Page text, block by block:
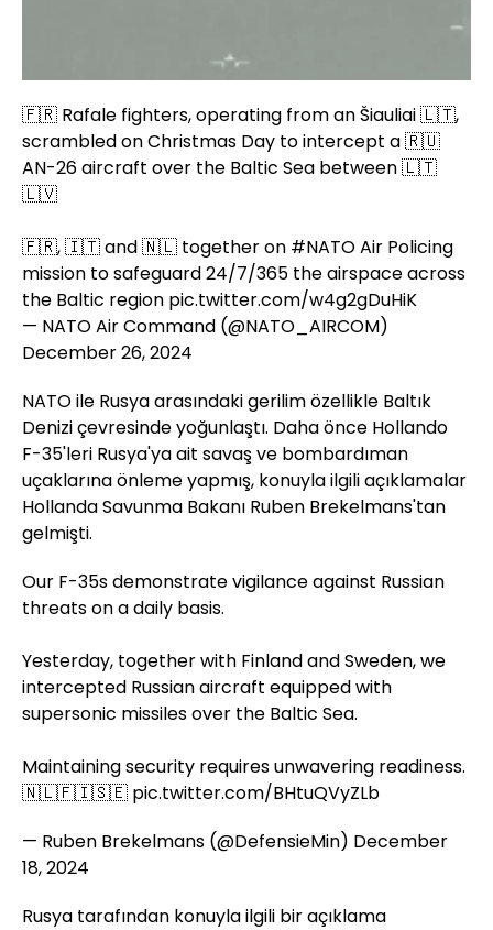
Aç
Hızı
🇫🇷 Rafale fighters, operating from an Šiauliai 🇱🇹,
scrambled on Christmas Day to intercept a 🇷🇺
AN-26 aircraft over the Baltic Sea between 🇱🇹
🇱🇻
🇫🇷, 🇮🇹 and 🇳🇱 together on #NATOAir Policing
mission to safeguard 24/7/365 the airspace across
the Baltic region pic.twitter.com/w4g2gDuHiK
— NATO Air Command (@NATO_AIRCOM)
December 26, 2024
NATO ile Rusya arasındaki gerilim özellikle Baltık
Denizi çevresinde yoğunlaştı. Daha önce Hollando
F-35'leri Rusya'ya ait savaş ve bombardıman
uçaklarına önleme yapmış, konuyla ilgili açıklamalar
Hollanda Savunma Bakanı Ruben Brekelmans'tan
gelmişti.
Our F-35s demonstrate vigilance against Russian
threats on a daily basis.
Yesterday, together with Finland and Sweden, we
intercepted Russian aircraft equipped with
supersonic missiles over the Baltic Sea.
Maintaining security requires unwavering readiness.
🇳🇱🇫🇮🇸🇪 pic.twitter.com/BHtuQVyZLb
— Ruben Brekelmans (@DefensieMin) December
18, 2024
Rusya tarafından konuyla ilgili bir açıklama